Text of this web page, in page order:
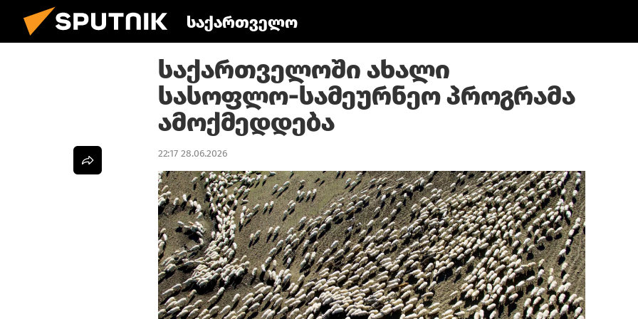
საქართველო
საქართველოში ახალი
სასოფლო-სამეურნეო პროგრამა
ამოქმედდება
22:17 28.06.2026